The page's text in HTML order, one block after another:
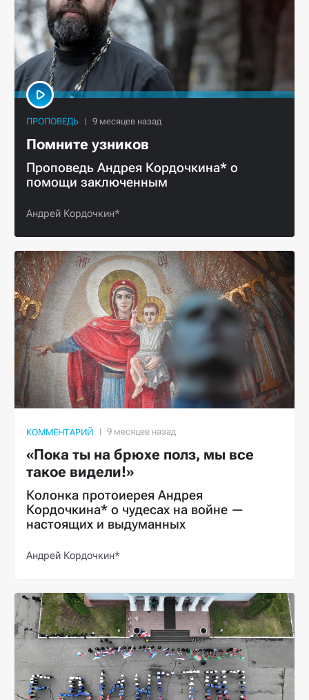
ПРОПОВЕДЬ
Помните узников
Проповедь Андрея Кордочкина* о
помощи заключенным
Андрей Кордочкин*
КОММЕНТАРИЙ
«Пока ты на брюхе полз, мы все
такое видели!»
Колонка протоиерея Андрея
Кордочкина* о чудесах на войне —
настоящих и выдуманных
Андрей Кордочкин*